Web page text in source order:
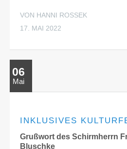
VON HANNI ROSSEK
17. MAI 2022
06
Mai
INKLUSIVES
Grußwort des Schirmherrn
Bluschke